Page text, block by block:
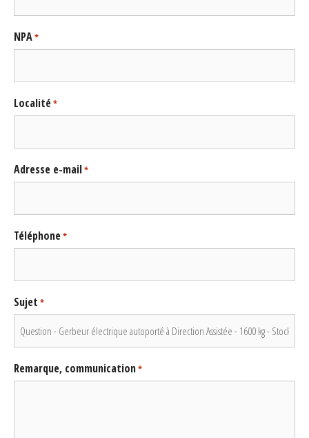
NPA*
Localité*
Adresse e-mail*
Téléphone*
Sujet *
Remarque, communication*